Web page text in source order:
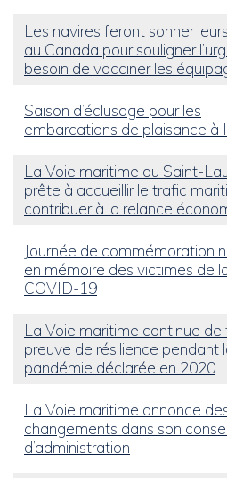
Les navires feront sonner
au Canada pour souligner
besoin de vacciner les
Saison d’éclusage pour les
embarcations de plaisance à
La Voie maritime du Saint-
prête à accueillir le trafic
contribuer à la relance
Journée de commémoration
en mémoire des victimes de
COVID-19
La Voie maritime continue de
preuve de résilience pendant
pandémie déclarée en 2020
La Voie maritime annonce
changements dans son
d’administration